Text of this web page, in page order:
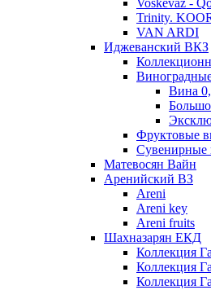
Voskevaz -
Trinity.
VAN ARDI
Иджеванский ВКЗ
Вина
Фруктовые
Cувенирные
Матевосян Вайн
Аренийский ВЗ
Areni
Areni key
Areni fruits
Шахназарян ЕКД
Коллекция
Коллекция
Коллекция